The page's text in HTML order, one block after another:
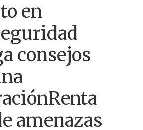
en
consejos
amenazas